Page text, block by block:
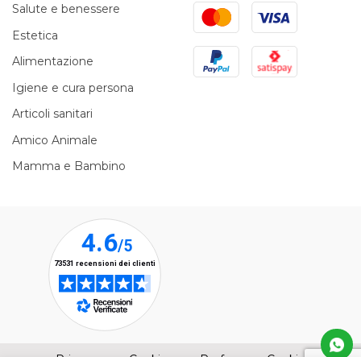
Salute e benessere
Estetica
Alimentazione
Igiene e cura persona
Articoli sanitari
Amico Animale
Mamma e Bambino
MastercardVisa
PayPal Satispay